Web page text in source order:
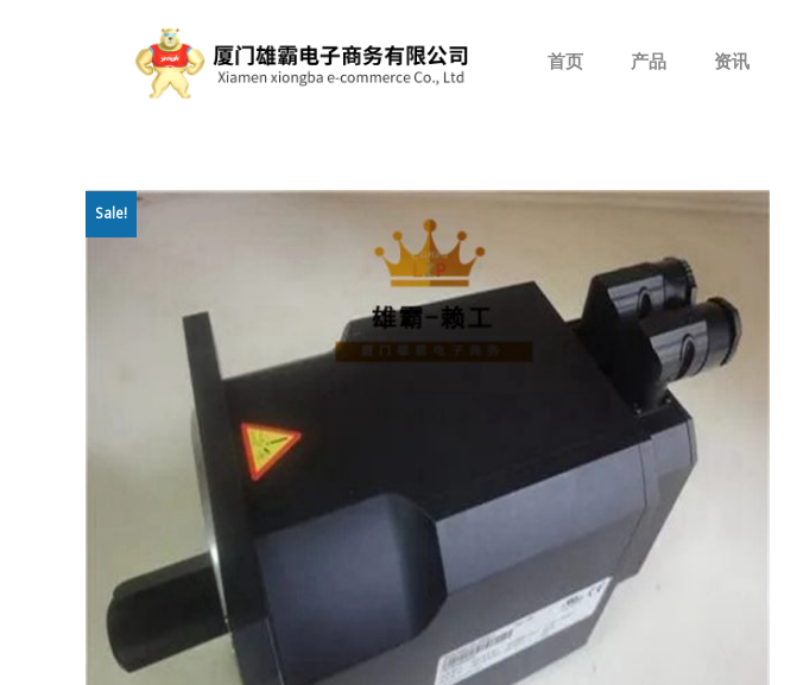
首页 产品
B&R
EMERSON
AMAT
Bently Nevada
EATON
资讯
公司介绍
Sale!